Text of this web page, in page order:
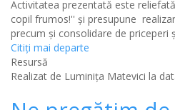
Activitatea prezentată este
copil frumos!'' și presupune
precum și consolidare de priceperi
Citiţi mai departe
Resursă
Realizat de Luminița Matevici la